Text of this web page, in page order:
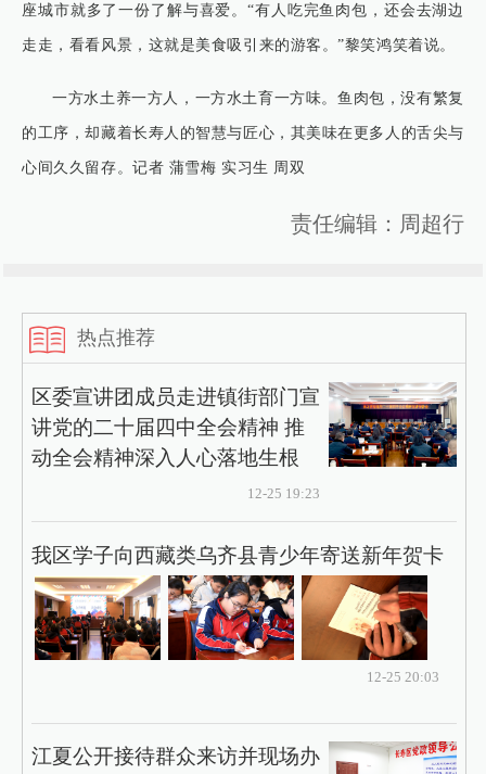
座城市就多了一份了解与喜爱。“有人吃完鱼肉包，还会去湖边
走走，看看风景，这就是美食吸引来的游客。”黎笑鸿笑着说。
一方水土养一方人，一方水土育一方味。鱼肉包，没有繁复
的工序，却藏着长寿人的智慧与匠心，其美味在更多人的舌尖与
心间久久留存。记者 蒲雪梅 实习生 周双
责任编辑：周超行
热点推荐
区委宣讲团成员走进镇街部门宣
讲党的二十届四中全会精神 推
动全会精神深入人心落地生根
12-25 19:23
我区学子向西藏类乌齐县青少年寄送新年贺卡
12-25 20:03
江夏公开接待群众来访并现场办